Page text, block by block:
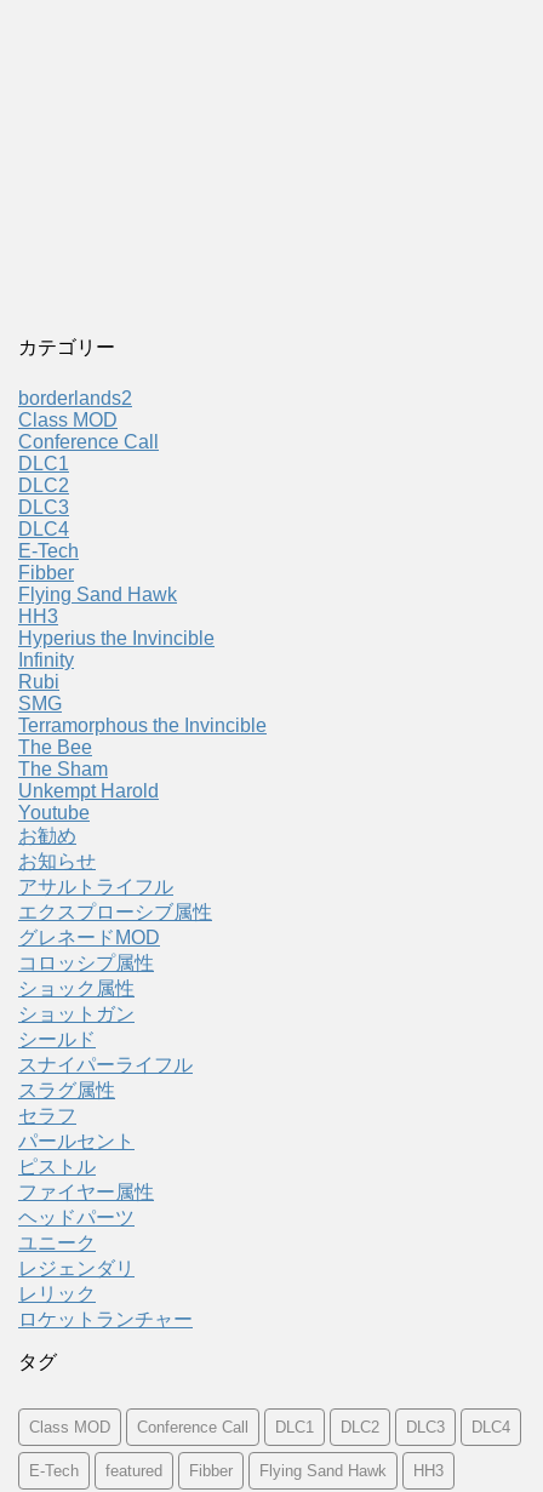
カテゴリー
borderlands2
Class MOD
Conference Call
DLC1
DLC2
DLC3
DLC4
E-Tech
Fibber
Flying Sand Hawk
HH3
Hyperius the Invincible
Infinity
Rubi
SMG
Terramorphous the Invincible
The Bee
The Sham
Unkempt Harold
Youtube
お勧め
お知らせ
アサルトライフル
エクスプローシブ属性
グレネードMOD
コロッシプ属性
ショック属性
ショットガン
シールド
スナイパーライフル
スラグ属性
セラフ
パールセント
ピストル
ファイヤー属性
ヘッドパーツ
ユニーク
レジェンダリ
レリック
ロケットランチャー
タグ
Class MOD Conference Call DLC1 DLC2 DLC3 DLC4
E-Tech featured Fibber Flying Sand Hawk HH3